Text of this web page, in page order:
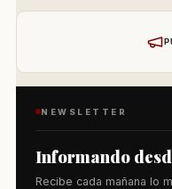
NEWSLETTER
Informando
Recibe cada mañana lo